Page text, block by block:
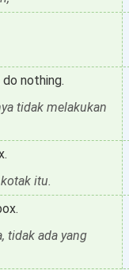
nothing.
tidak melakukan
itu.
tidak ada yang